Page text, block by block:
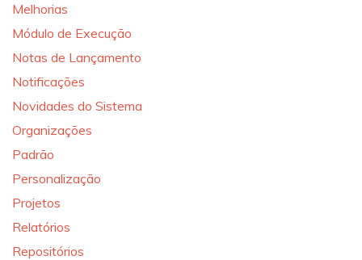
Melhorias
Módulo de Execução
Notas de Lançamento
Notificações
Novidades do Sistema
Organizações
Padrão
Personalização
Projetos
Relatórios
Repositórios